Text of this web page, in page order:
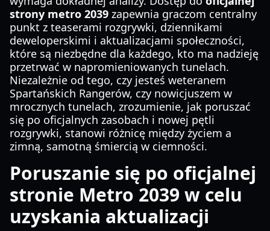
strony metro 2039 zapewnia graczom centralny
punkt z teaserami rozgrywki, dziennikami
deweloperskimi i aktualizacjami społeczności,
które są niezbędne dla każdego, kto ma nadzieję
przetrwać w napromieniowanych tunelach.
Niezależnie od tego, czy jesteś weteranem
Spartańskich Rangerów, czy nowicjuszem w
mrocznych tunelach, zrozumienie, jak poruszać
się po oficjalnych zasobach i nowej pętli
rozgrywki, stanowi różnicę między życiem a
zimną, samotną śmiercią w ciemności.
Poruszanie się po oficjalnej
stronie Metro 2039 w celu
uzyskania aktualizacji